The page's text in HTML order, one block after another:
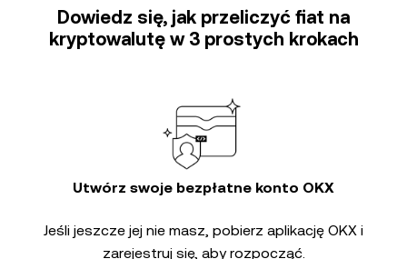
Dowiedz się, jak przeliczyć fiat na
kryptowalutę w 3 prostych krokach
Utwórz swoje bezpłatne konto OKX
Jeśli jeszcze jej nie masz, pobierz aplikację OKX i
zarejestruj się, aby rozpocząć.